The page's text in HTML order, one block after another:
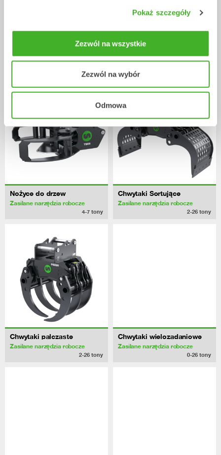
Pokaż szczegóły
Zezwól na wszystkie
Zezwól na wybór
Odmowa
XTR7
Zasilane narzędzia robocze / Eurocomac
ES85ZT
Nożyce do drzew
Zasilane narzędzia robocze
4-7 tony
Chwytaki Sortujące
Zasilane narzędzia robocze
2-26 tony
Chwytaki palczaste
Zasilane narzędzia robocze
2-26 tony
Chwytaki wielozadaniowe
Zasilane narzędzia robocze
0-26 tony